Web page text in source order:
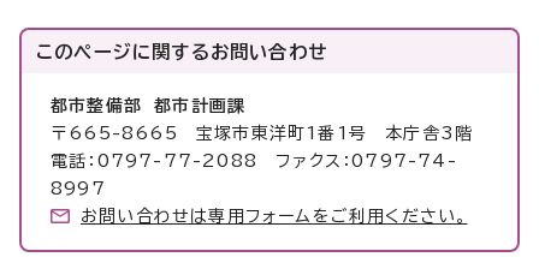
このページに関するお問い合わせ
都市整備部 都市計画課
〒665-8665 宝塚市東洋町1番1号 本庁舎3階
電話：0797-77-2088 ファクス：0797-74-
8997
お問い合わせは専用フォームをご利用ください。